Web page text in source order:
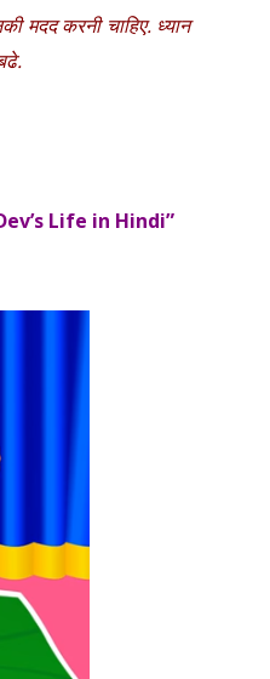
मदद करनी चाहिए. ध्यान
Life in Hindi”